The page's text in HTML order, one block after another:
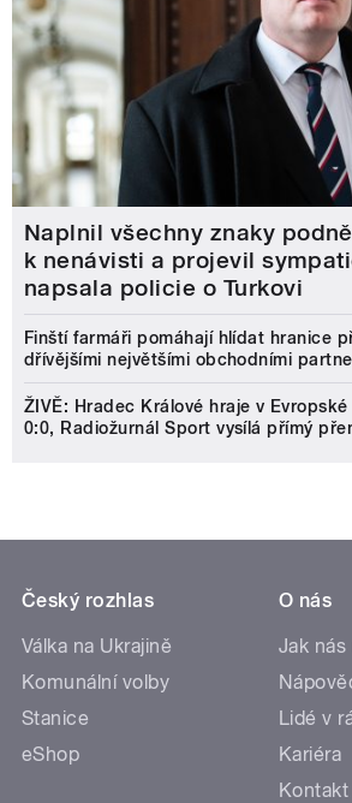
Naplnil všechny znaky
k nenávisti a projevil
napsala policie o Turkovi
Finští farmáři pomáhají hlídat hranice
dřívějšími největšími obchodními
ŽIVĚ: Hradec Králové hraje v
0:0, Radiožurnál Sport vysílá přímý
Český rozhlas
Válka na Ukrajině
Komunální volby
Stanice
eShop
O nás
Jak nás
Lidé v
Kariéra
Kontakt